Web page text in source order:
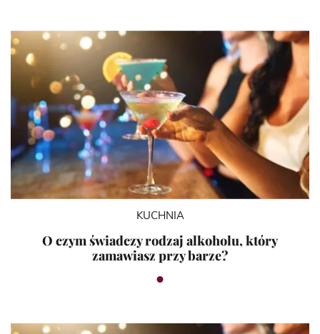
KUCHNIA
O czym świadczy rodzaj alkoholu, który
zamawiasz przy barze?